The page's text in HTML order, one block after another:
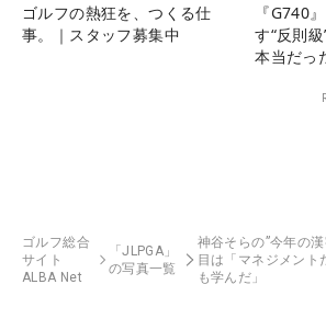
ゴルフの熱狂を、つくる仕
事。｜スタッフ募集中
『G740
す“反則
本当だっ
ゴルフ総合
サイト
ALBA Net
「JLPGA」
の写真一覧
神谷そらの”今年の
目は「マネジメント
も学んだ」